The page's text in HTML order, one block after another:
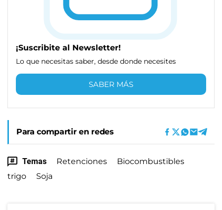
¡Suscribite al Newsletter!
Lo que necesitas saber, desde donde necesites
SABER MÁS
Para compartir en redes
Temas Retenciones
Biocombustibles
trigo
Soja